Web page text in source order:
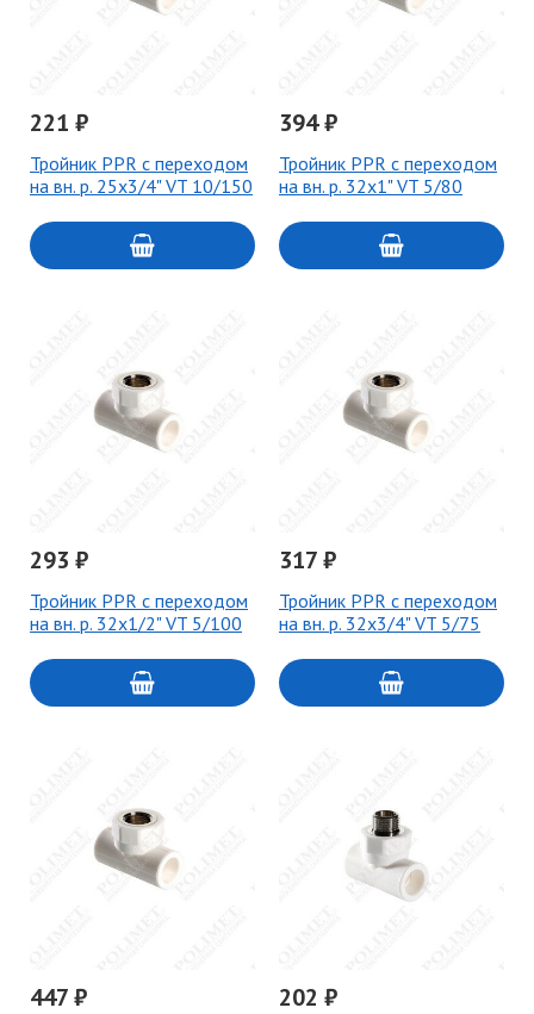
221 ₽
Тройник PPR с переходом
на вн. р. 25х3/4" VT 10/150
394 ₽
Тройник PPR с переходом
на вн. р. 32х1" VT 5/80
293 ₽
Тройник PPR с переходом
на вн. р. 32х1/2" VT 5/100
317 ₽
Тройник PPR с переходом
на вн. р. 32х3/4" VT 5/75
447 ₽ 202 ₽